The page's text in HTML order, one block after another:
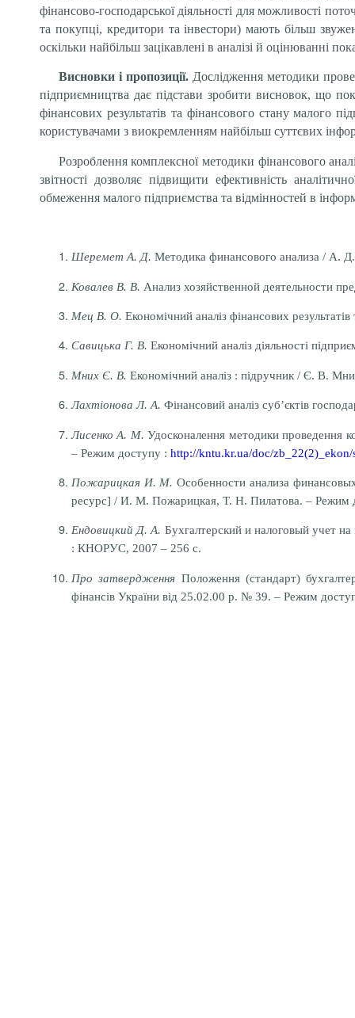
фінансово-господарської діяльності для можливості
та покупці, кредитори та інвестори) мають більш
оскільки найбільш зацікавлені в аналізі й оцінюванні
Висновки і пропозиції. Дослідження методики
підприємництва дає підстави зробити висновок, що
фінансових результатів та фінансового стану малого
користувачами з виокремленням найбільш суттєвих
Розроблення комплексної методики фінансового
звітності дозволяє підвищити ефективність
обмеження малого підприємства та відмінностей в
Шеремет А. Д. Методика финансового анализа /
Ковалев В. В. Анализ хозяйственной деятельности
Мец В. О. Економічний аналіз фінансових
Савицька Г. В. Економічний аналіз діяльності
Мних Є. В. Економічний аналіз : підручник / Є. В.
Лахтіонова Л. А. Фінансовий аналіз суб’єктів
Лисенко А. М. Удосконалення методики проведення
– Режим доступу : http://kntu.kr.ua/doc/
Пожарицкая И. М. Особенности анализа
ресурс] / И. М. Пожарицкая, Т. Н. Пилатова. – Режим
Ендовицкий Д. А. Бухгалтерский и налоговый учет
: КНОРУС, 2007 – 256 с.
Про затвердження Положення (стандарт)
фiнансiв України вiд 25.02.00 р. № 39. – Режим